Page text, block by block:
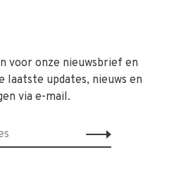
voor onze nieuwsbrief en
laatste updates, nieuws en
via e-mail.